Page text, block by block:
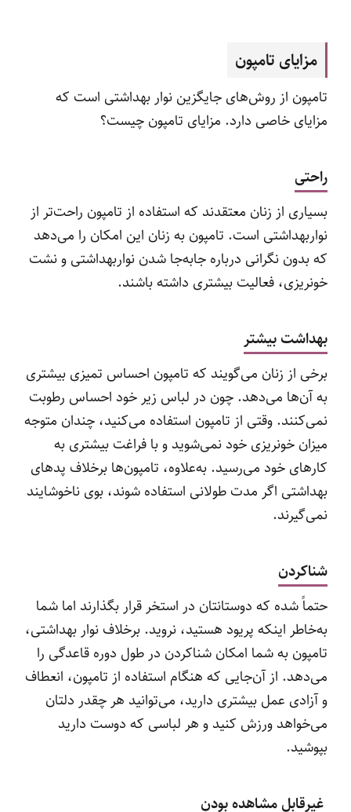
مزایای تامپون
تامپون از روش‌های جایگزین نوار بهداشتی است که
مزایای خاصی دارد. مزایای تامپون چیست؟
راحتی
بسیاری از زنان معتقدند که استفاده از تامپون راحت‌تر از
نواربهداشتی است. تامپون به زنان این امکان را می‌دهد
که بدون نگرانی درباره جابه‌جا شدن نواربهداشتی و نشت
خونریزی، فعالیت بیشتری داشته باشند.
بهداشت بیشتر
برخی از زنان می‌گویند که تامپون احساس تمیزی بیشتری
به آن‌ها می‌دهد. چون در لباس‌ زیر خود احساس رطوبت
نمی‌کنند. وقتی از تامپون استفاده می‌کنید، چندان متوجه
میزان خونریزی خود نمی‌شوید و با فراغت بیشتری به
کارهای خود می‌رسید. به‌علاوه، تامپون‌ها برخلاف‌ پدهای
بهداشتی اگر مدت طولانی استفاده شوند، بوی ناخوشایند
نمی‌گیرند.
شناکردن
حتماً شده که دوستانتان در استخر قرار بگذارند اما شما
به‌خاطر اینکه پریود هستید، نروید. برخلاف نوار بهداشتی،
تامپون به شما امکان شناکردن در طول دوره قاعدگی را
می‌دهد. از آن‌جایی که هنگام استفاده از تامپون، انعطاف
و آزادی عمل بیشتری دارید، می‌توانید هر چقدر دلتان
می‌خواهد ورزش کنید و هر لباسی که دوست دارید
بپوشید.
غیرقابل مشاهده‌ بودن